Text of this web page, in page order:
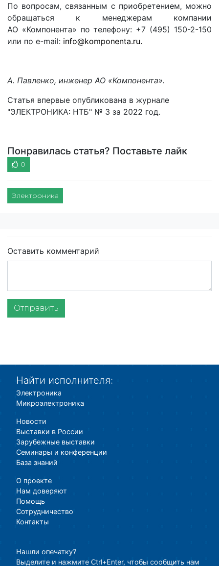
По вопросам, связанным с приобретением, можно
обращаться к менеджерам компании
АО «Компонента» по телефону: +7 (495) 150-2-150
или по e-mail: info@komponenta.ru.
А. Павленко, инженер АО «Компонента».
Статья впервые опубликована в журнале
"ЭЛЕКТРОНИКА: НТБ" № 3 за 2022 год.
Понравилась статья? Поставьте лайк
0
Электроника
Оставить комментарий
Отправить
Найти исполнителя:
Электроника
Микроэлектроника
Новости
Выставки в России
Зарубежные выставки
Семинары и конференции
База знаний
О проекте
Нам доверяют
Помощь
Сотрудничество
Контакты
Нашли опечатку?
Выделите и нажмите Ctrl+Enter, чтобы сообщить нам